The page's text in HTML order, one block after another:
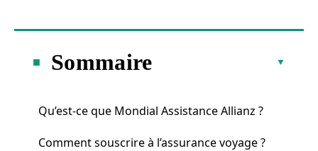
Sommaire
Qu’est-ce que Mondial Assistance Allianz ?
Comment souscrire à l’assurance voyage ?